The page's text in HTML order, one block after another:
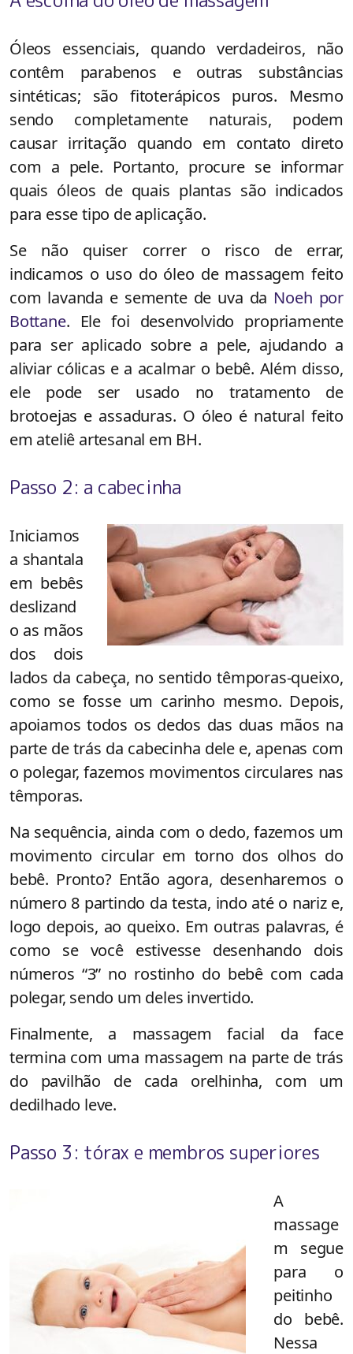
Óleos essenciais, quando verdadeiros, não
contêm parabenos e outras substâncias
sintéticas; são fitoterápicos puros. Mesmo
sendo completamente naturais, podem
causar irritação quando em contato direto
com a pele. Portanto, procure se informar
quais óleos de quais plantas são indicados
para esse tipo de aplicação.
Se não quiser correr o risco de errar,
indicamos o uso do óleo de massagem feito
com lavanda e semente de uva da Noeh por
Bottane. Ele foi desenvolvido propriamente
para ser aplicado sobre a pele, ajudando a
aliviar cólicas e a acalmar o bebê. Além disso,
ele pode ser usado no tratamento de
brotoejas e assaduras. O óleo é natural feito
em ateliê artesanal em BH.
Passo 2: a cabecinha
Iniciamos
a shantala
em bebês
deslizand
o as mãos
dos dois
lados da cabeça, no sentido têmporas-queixo,
como se fosse um carinho mesmo. Depois,
apoiamos todos os dedos das duas mãos na
parte de trás da cabecinha dele e, apenas com
o polegar, fazemos movimentos circulares nas
têmporas.
Na sequência, ainda com o dedo, fazemos um
movimento circular em torno dos olhos do
bebê. Pronto? Então agora, desenharemos o
número 8 partindo da testa, indo até o nariz e,
logo depois, ao queixo. Em outras palavras, é
como se você estivesse desenhando dois
números “3” no rostinho do bebê com cada
polegar, sendo um deles invertido.
Finalmente, a massagem facial da face
termina com uma massagem na parte de trás
do pavilhão de cada orelhinha, com um
dedilhado leve.
Passo 3: tórax e membros superiores
A
massage
m segue
para o
peitinho
do bebê.
Nessa